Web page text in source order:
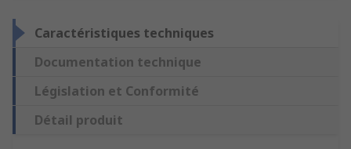
Caractéristiques techniques
Documentation technique
Législation et Conformité
Détail produit